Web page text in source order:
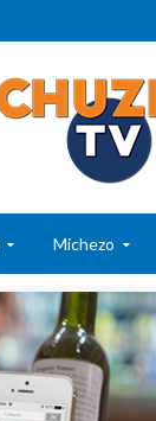
Michezo